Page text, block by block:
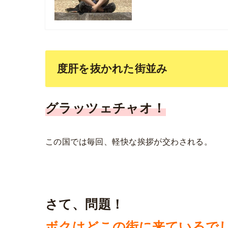
度肝を抜かれた街並み
グラッツェチャオ！
この国では毎回、軽快な挨拶が交わされる。
さて、問題！